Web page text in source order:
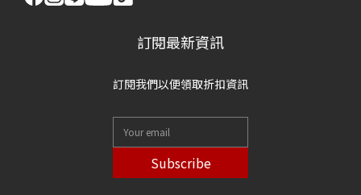
訂閱最新資訊
訂閱我們以便領取折扣資訊
Subscribe